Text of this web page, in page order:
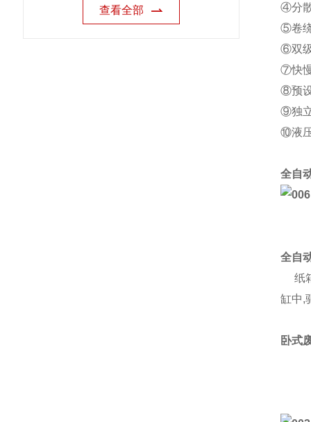
查看全部
④分
⑤卷
⑥双
⑦快
⑧预
⑨独
⑩液
全自
全自
纸
缸中,
卧式